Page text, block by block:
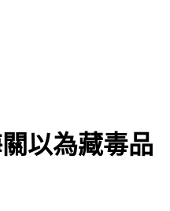
以為藏毒品